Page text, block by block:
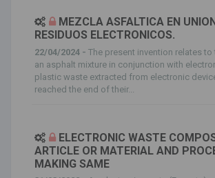
MEZCLA ASFALTICA EN
RESIDUOS ELECTRONICOS.
22/04/2024 - The present invention relates
an asphalt mixture in conjunction with
plastic waste extracted from electronic
reached the end of their...
ELECTRONIC WASTE
ARTICLE OR MATERIAL AND
MAKING SAME